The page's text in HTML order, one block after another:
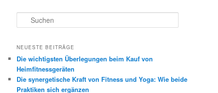
u
h
n
NEUESTE BEITRÄGE
Die wichtigsten Überlegungen beim Kauf von
Heimfitnessgeräten
Die synergetische Kraft von Fitness und Yoga: Wie beide
Praktiken sich ergänzen